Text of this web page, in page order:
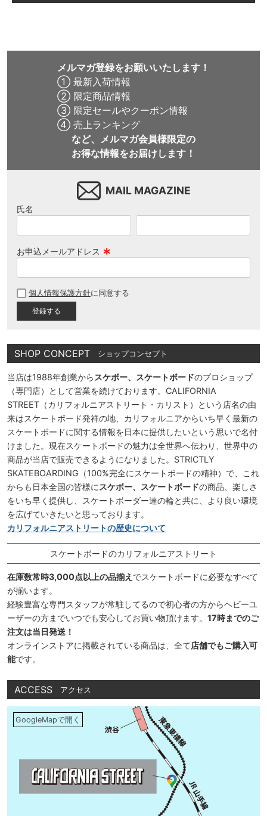
メルマガ登録をお願いいたします！
① 最新入荷情報
② 限定商品情報
③ 限定セールやクーポン情報
④ 売上ランキング
など、メルマガ会員様限定の
お得な情報をお届けします！
MAIL MAGAZINE
氏名
お申込メールアドレス
須
個人情報保護方針に同意する
SHOP CONCEPT ショップコンセプト
当店は1988年創業から スケボー、スケートボードのプロショップ
（専門店）として営業を続けております。CALIFORNIA
STREET（カリフォルニアストリート・カリスト）という店名の由
来はスケートボード発祥の地、カリフォルニアからいち早く最新の
スケートボードに関する情報を日本に提供したいという思いで名付
けました。現在スケートボードの魅力は全世界へ伝わり、世界中の
商品が当店で販売できるようになりました。STRICTLY
SKATEBOARDING（100%完全にスケートボードの精神）で、これ
からも日本全国の皆様に スケボー、スケートボードの商品、楽しさ
をいち早く提供し、スケートボーダー達の輪と共に、より良い環境
を広げていきたいと思っております。
カリフォルニアストリートの歴史について
スケートボードのカリフォルニアストリート
在庫数常時3,000点以上の品揃え でスケートボードに必要なすべて
が揃います。
経験豊富な専門スタッフが常駐してるので初心者の方からヘビーユ
ーザーの方までいつでも安心してお買い物頂けます。 17時までのご
注文は当日発送！
オンラインストアに掲載されている商品は、全て店舗でもご購入可
能です。
ACCESS アクセス
GoogleMapで開く